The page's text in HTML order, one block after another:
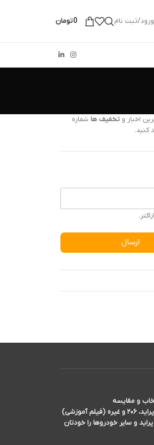
ورود/ثبت نام 0تومان
اخبار و تخفیف ها شماره
کنید.
ارسال
و مقایسه
و سایر خودروها را خودتان